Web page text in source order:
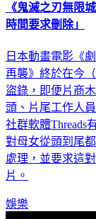
《鬼滅之刃無限
時間要求刪除」
日本動畫電影《
再襲》終於在今
盜錄，即便片商
頭、片尾工作人
社群軟體Threads
對母女從頭到尾
處理，並要求這
片。
娛樂